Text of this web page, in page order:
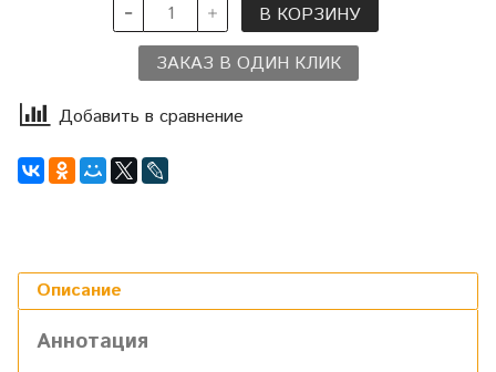
В КОРЗИНУ
ЗАКАЗ В ОДИН КЛИК
Добавить в сравнение
Описание
Аннотация